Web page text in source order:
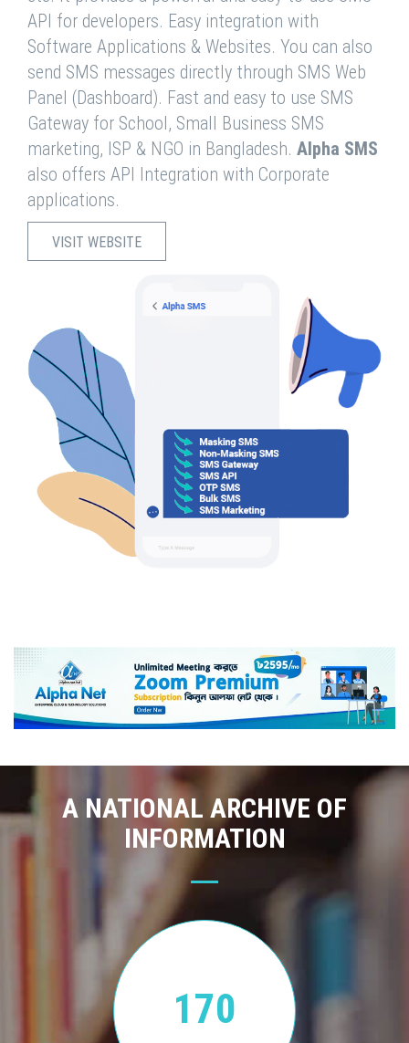
API for developers. Easy integration with
Software Applications & Websites. You can also
send SMS messages directly through SMS Web
Panel (Dashboard). Fast and easy to use SMS
Gateway for School, Small Business SMS
marketing, ISP & NGO in Bangladesh. Alpha SMS
also offers API Integration with Corporate
applications.
VISIT WEBSITE
A NATIONAL ARCHIVE OF
INFORMATION
170